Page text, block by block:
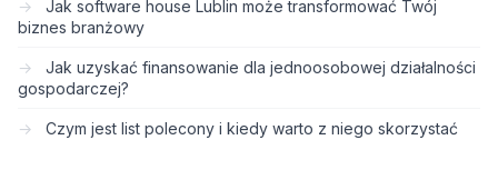
Jak software house Lublin może transformować Twój
biznes branżowy
Jak uzyskać finansowanie dla jednoosobowej działalności
gospodarczej?
Czym jest list polecony i kiedy warto z niego skorzystać